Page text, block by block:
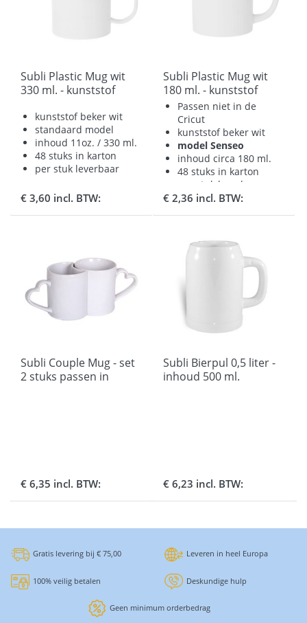
Subli Plastic Mug wit
330 ml. - kunststof
kunststof beker wit
standaard model
inhoud 11oz. / 330 ml.
48 stuks in karton
per stuk leverbaar
€ 3,60 incl. BTW:
Subli Plastic Mug wit
180 ml. - kunststof
bekerPassen niet in de
Cricut
kunststof beker wit
model Senseo
inhoud circa 180 ml.
48 stuks in karton
per stuk leverbaar
€ 2,36 incl. BTW:
Subli Couple Mug - set
2 stuks passen in
€ 6,35 incl. BTW:
Subli Bierpul 0,5 liter -
inhoud 500 ml.
€ 6,23 incl. BTW:
Gratis levering bij € 75,00 Leveren in heel Europa
100% veilig betalen Deskundige hulp
Geen minimum orderbedrag